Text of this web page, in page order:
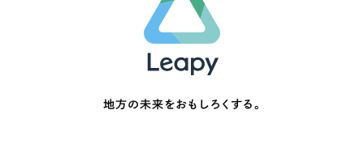
地方の未来をおもしろくする。